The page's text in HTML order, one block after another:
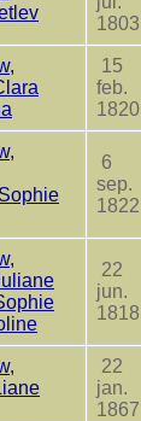
1803
15
feb.
1820
6
sep.
1822
22
jun.
1818
22
jan.
1867